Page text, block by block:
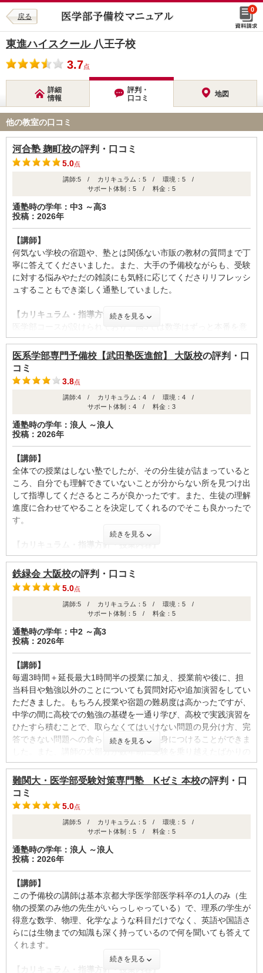
戻る
0
東進ハイスクール 八王子校
3.7点
詳細
情報
評判・
口コミ
地図
他の教室の口コミ
河合塾 麹町校の評判・口コミ
5.0点
講師:5 / カリキュラム：5 / 環境：5 /
サポート体制：5 / 料金：5
通塾時の学年：中3 ～高3
投稿：2026年
【講師】
何気ない学校の宿題や、塾とは関係ない市販の教材の質問まで丁
寧に答えてくださいました。また、大手の予備校ながらも、受験
に対する悩みやただの雑談にも気軽に応じてくださりリフレッシ
ュすることもでき楽しく通塾していました。
【カリキュラム・指導方針・授業内容】
医学部コースが設けられており、高3では数学はずっと本番を意
識したテスト講、化学は高3の2学期の途中から医学部の入試問
題の中から選ばれた問題のテストでした。実践的に、さらに自分
の苦手が見つかるテストはとても良かったです。
【校舎内外の環境について（自習室、交通の便、治安、立地な
様々な自習室が用意されており、しかも全て綺麗で静かだったの
でなるべく家ではなく塾だ勉強するようにしていました。一階は
外から見える自習室で周りの目を気にせずに集中するチカラが身
ーションを保てました。
【サポート体制】
現役生はひとりひとりチューターさんが付きます。スタディプラ
スというアプリでメッセージを送り合うことができ、いつでも不
安を相談できたのが良かったです。授業の休み時間にもお話しし
てリフレッシュできました。医学部生のチューターさんだったの
【料金】
医学部専門予備校ほどは高くはありません。毎日のように自習室
講師の方々が作るテキストの質がとても高く、あの教材たちをや
ので料金は自分次第です
【良かった点（改善してほしい点） 】
何よりも整った環境が良かったです。浪人生と現役生の療法がい
ますが治安が悪くなかったし、自習室もたくさんありその日の気
分によって変えられるので飽きずに勉強できました。また同じ目
標を持った生徒たちが一生懸命勉強している姿を見てしんどい時
もモチベーションを上げることができました！受験は辛いですが
先生やチューターさんと何気ない話をできたり、同じ目標の仲間
に出会って一緒に頑張れたりしたのである意味楽しかったです！
ID:3569
続きを見る
医系学部専門予備校【武田塾医進館】 大阪校の評判・口
コミ
3.8点
講師:4 / カリキュラム：4 / 環境：4 /
サポート体制：4 / 料金：3
通塾時の学年：浪人 ～浪人
投稿：2026年
【講師】
全体での授業はしない塾でしたが、その分生徒が詰まっていると
ころ、自分でも理解できていないことが分からない所を見つけ出
して指導してくださるところが良かったです。また、生徒の理解
進度に合わせてやることを決定してくれるのでそこも良かったで
す。
【カリキュラム・指導方針・授業内容】
カリキュラムは所謂参考書ルートに沿ってやっていく形になるの
ですが、生徒に足りていない場所があれば適宜、参考書を提示し
てくださり、やること、やりたいことを一緒に考えて修正してく
れます。講師とそれを行う時間が週に一回は設けられています。
【校舎内外の環境について（自習室、交通の便、治安、立地な
ど） 】
校舎内は最近改装したこともあり、綺麗で大きくなりました。ま
た、休息スペースもあり、そこで椅子に座りながらですが、寝る
こともできます。自習室外ではリスニングやシャドーイングをす
ることができる場所もあり、英語の学習もしやすかったです。
【サポート体制】
校舎の先生は非常にフレンドリーで様々な相談に乗ってくれま
す。進路相談であったりとか、模試の結果が振るわずに落ち込ん
でいる時などは丁寧に話を聞いてくださり、親身になって相談に
案すればサポートしてくださいます。
【料金】
参考書の分もあり、授業をしないのに料金に見合わないのでは？
と人によっては思ってしまうかもしれませんが、医学部専門の進
学塾に通うよりは圧倒的に安くはあります。自分にはこの塾のス
うかもしれません。
【良かった点（改善してほしい点） 】
浪人を始めた当初から最後まで実際に難関の医学部に合格した講
師が担当してくれました。その時にその人たちが実際にやって合
格を掴んだ勉強の仕方を惜しみなく教えてくださいます。実際の
ノートを持ってきてやり方を教えてくれた先生もいました。
続きを見る
鉄緑会 大阪校の評判・口コミ
5.0点
講師:5 / カリキュラム：5 / 環境：5 /
サポート体制：5 / 料金：5
通塾時の学年：中2 ～高3
投稿：2026年
【講師】
毎週3時間＋延長最大1時間半の授業に加え、授業前や後に、担
当科目や勉強以外のことについても質問対応や追加演習をしてい
ただきました。もちろん授業や宿題の難易度は高かったですが、
中学の間に高校での勉強の基礎を一通り学び、高校で実践演習を
ひたすら積むことで、取らなくてはいけない問題の見分け方、完
答できない問題への食らいつき方などを身につけることができま
先輩方であることにより、新鮮な実体験や大学入学後のサポート
を期待できたり、ビジョンが明確になり具体的な目標が立てられ
たりといった利点がありました。
【カリキュラム・指導方針・授業内容】
中学の間に高3までの勉強の基礎を一通り学び、高校では各学
年、一年を通して最初からもう一度学んでいきつつ、少しずつ深
めていく形です。そのおかげで、少し曖昧な部分があっても疎か
にして先に進んでしまうことを避けられました。毎週テストがあ
が捗りました。また数週間に一度総復習のテスト、高2までは年
に二回の校内模試もあり、やりっ放しで忘れてしまうこともあり
ませんでした。
【校舎内外の環境について（自習室、交通の便、治安、立地な
ど） 】
大阪校の校舎内はとても清潔で、特に2階の自習室は新しいこと
続きを見る
難関大・医学部受験対策専門塾 Kゼミ 本校の評判・口
コミ
5.0点
講師:5 / カリキュラム：5 / 環境：5 /
サポート体制：5 / 料金：5
通塾時の学年：浪人 ～浪人
投稿：2026年
【講師】
この予備校の講師は基本京都大学医学部医学科卒の1人のみ（生
物の授業のみ他の先生がいらっしゃっている）で、理系の学生が
得意な数学、物理、化学なような科目だけでなく、英語や国語さ
らには生物までの知識も深く持っているので何を聞いても答えて
くれます。
続きを見る